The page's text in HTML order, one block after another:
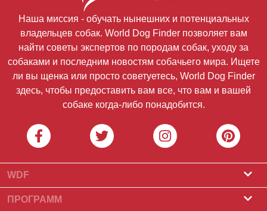
Наша миссия - обучать нынешних и потенциальных
владельцев собак. World Dog Finder позволяет вам
найти советы экспертов по породам собак, уходу за
собаками и последним новостям собачьего мира. Ищете
ли вы щенка или просто советуетесь, World Dog Finder
здесь, чтобы предоставить вам все, что вам и вашей
собаке когда-либо понадобится.
WDF
О нас
ПРОГРАММ